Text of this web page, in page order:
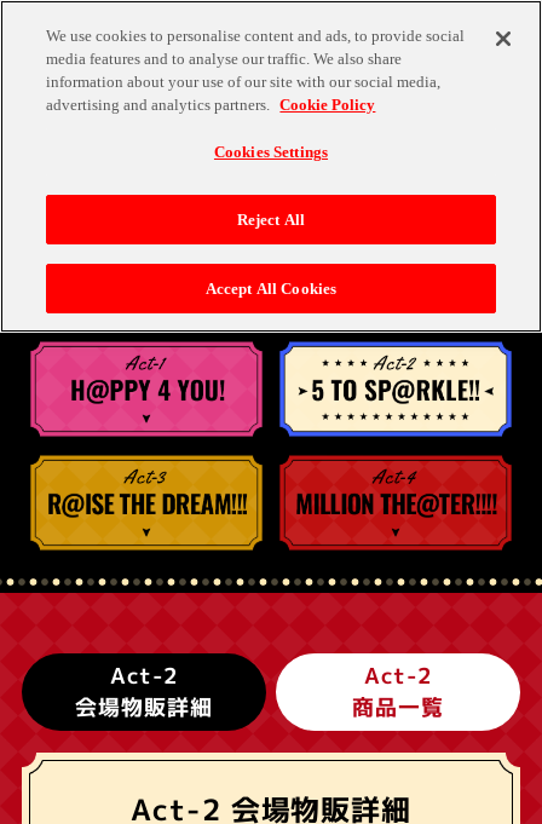
GOODS
物販情報
Act-2
会場物販詳細
Act-2
商品一覧
Act-2 会場物販詳細
We use cookies to personalise content and ads, to provide social
media features and to analyse our traffic. We also share
information about your use of our site with our social media,
advertising and analytics partners. Cookie Policy
Cookies Settings
Reject All
Accept All Cookies